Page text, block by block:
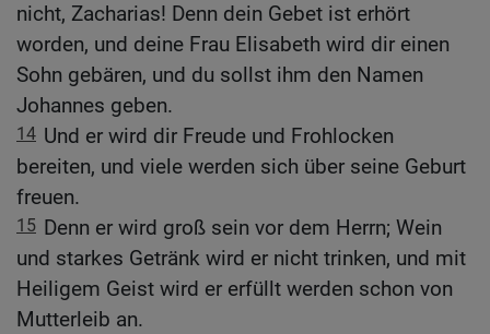
nicht, Zacharias! Denn dein Gebet ist erhört
worden, und deine Frau Elisabeth wird dir einen
Sohn gebären, und du sollst ihm den Namen
Johannes geben.
14 Und er wird dir Freude und Frohlocken
bereiten, und viele werden sich über seine Geburt
freuen.
15 Denn er wird groß sein vor dem Herrn; Wein
und starkes Getränk wird er nicht trinken, und mit
Heiligem Geist wird er erfüllt werden schon von
Mutterleib an.